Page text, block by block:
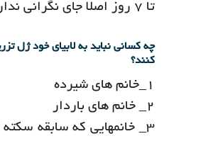
تا 7 روز اصلا جای نگرانی ندارد.
چه کسانی نباید به لابیای خود ژل
کنند؟
۱_خانم های شیرده
۲_ خانم های باردار
۳_ خانمهایی که سابقه